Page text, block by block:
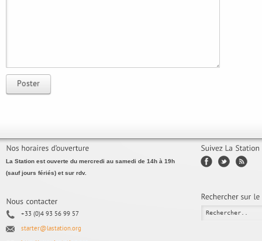
Poster
La Station est ouverte du mercredi au samedi de 14h à 19h
(sauf jours fériés) et sur rdv.
+33 (0)4 93 56 99 57
starter@lastation.org